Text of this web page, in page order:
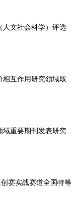
人文社会科学）评选
互作用研究领域取
域重要期刊发表研究
赛实战赛道全国特等